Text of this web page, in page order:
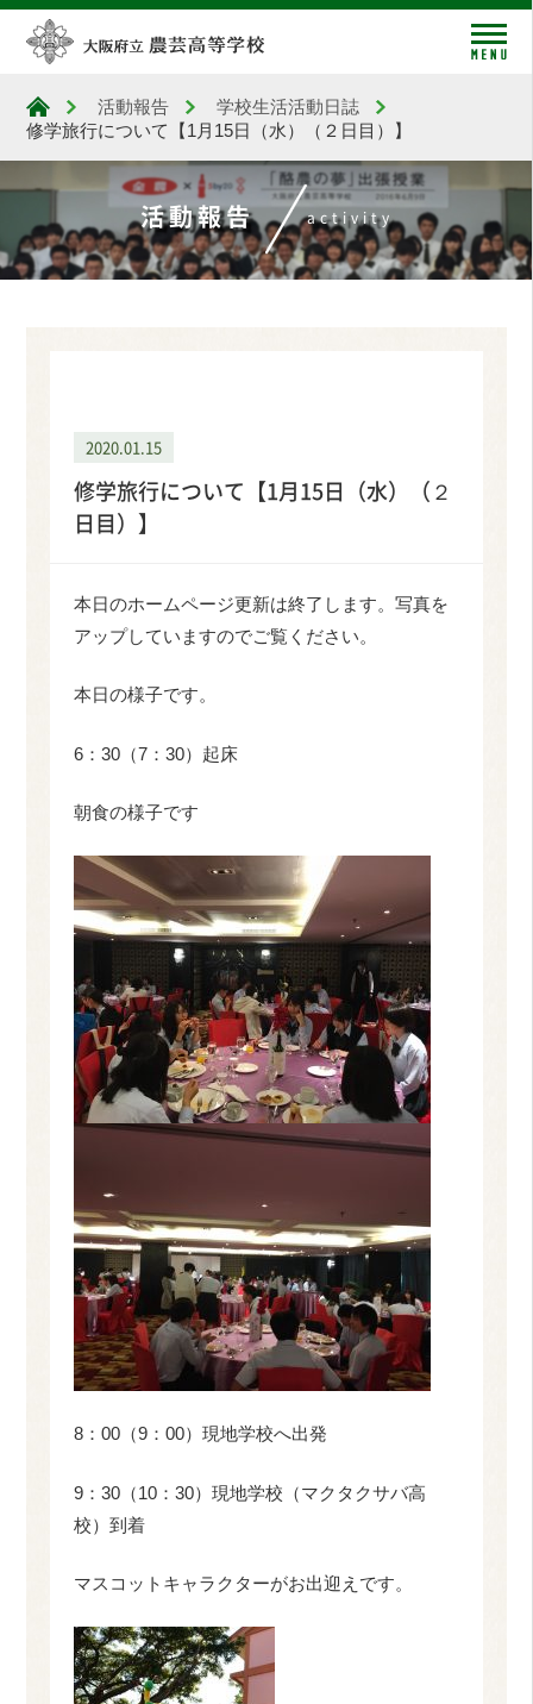
大阪府立農芸高等学校
活動報告
学校生活活動日誌
修学旅行について【1月15日（水）（２日目）】
活動報告 activity
2020.01.15
修学旅行について【1月15日（水）（２
日目）】
本日のホームページ更新は終了します。写真を
アップしていますのでご覧ください。
本日の様子です。
6：30（7：30）起床
朝食の様子です
8：00（9：00）現地学校へ出発
9：30（10：30）現地学校（マクタクサバ高
校）到着
マスコットキャラクターがお出迎えです。